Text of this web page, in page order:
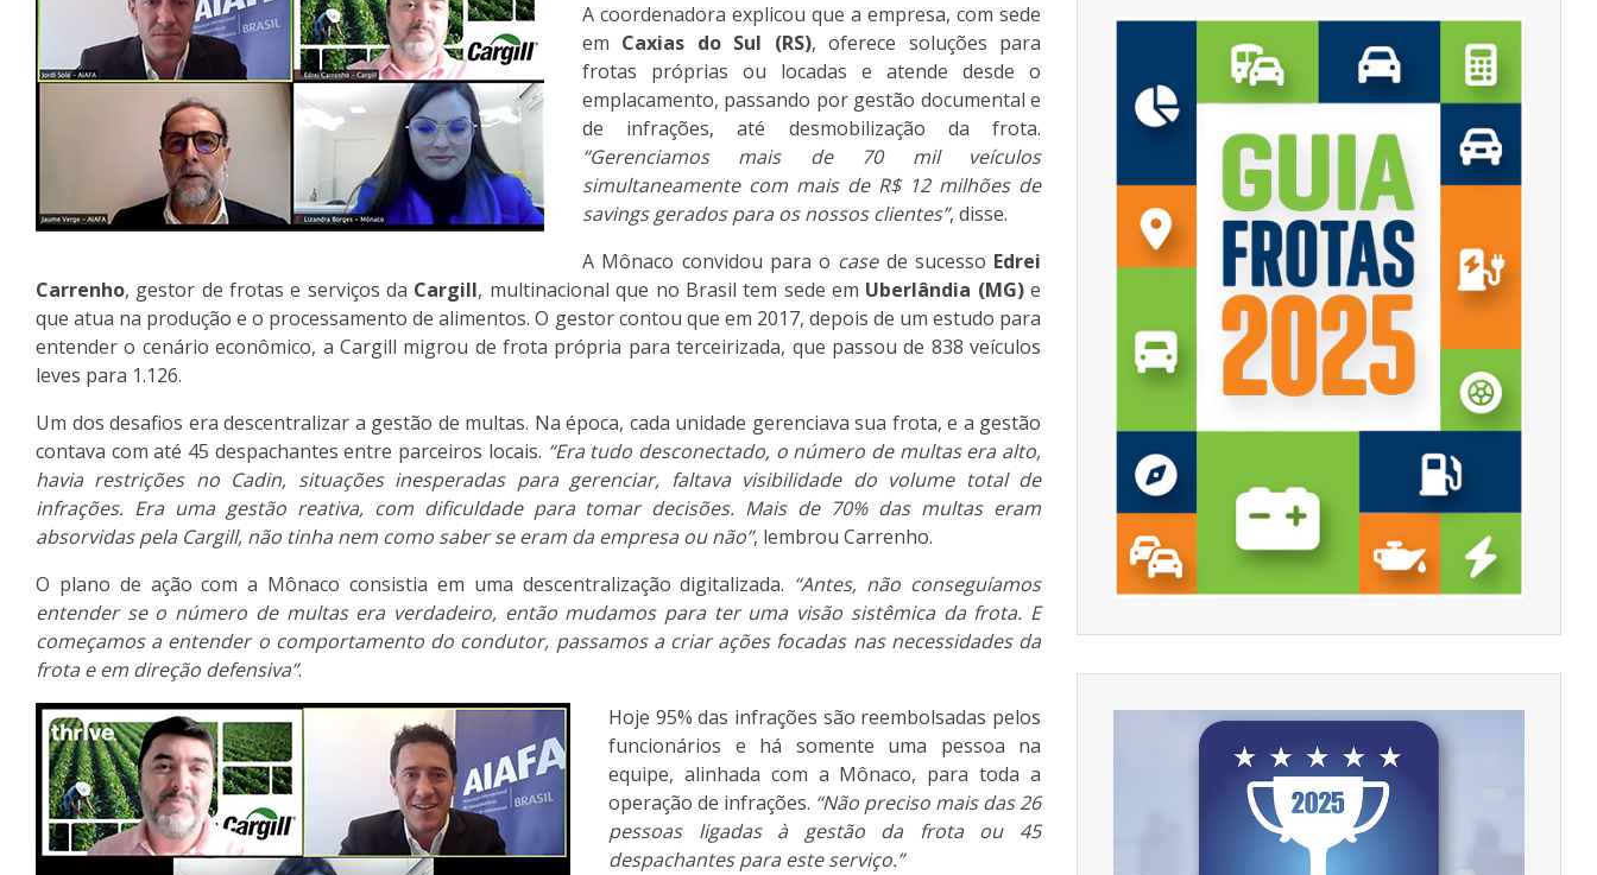
A coordenadora explicou que a empresa, com sede
em Caxias do Sul (RS), oferece soluções para
frotas próprias ou locadas e atende desde o
emplacamento, passando por gestão documental e
de infrações, até desmobilização da frota.
“Gerenciamos mais de 70 mil veículos
simultaneamente com mais de R$ 12 milhões de
savings gerados para os nossos clientes”, disse.
A Mônaco convidou para o casede sucesso Edrei
Carrenho, gestor de frotas e serviços da Cargill, multinacional que no Brasil tem sede em Uberlândia (MG)e
que atua na produção e o processamento de alimentos. O gestor contou que em 2017, depois de um estudo para
entender o cenário econômico, a Cargill migrou de frota própria para terceirizada, que passou de 838 veículos
leves para 1.126.
Um dos desafios era descentralizar a gestão de multas. Na época, cada unidade gerenciava sua frota, e a gestão
contava com até 45 despachantes entre parceiros locais. “Era tudo desconectado, o número de multas era alto,
havia restrições no Cadin, situações inesperadas para gerenciar, faltava visibilidade do volume total de
infrações. Era uma gestão reativa, com dificuldade para tomar decisões. Mais de 70% das multas eram
absorvidas pela Cargill, não tinha nem como saber se eram da empresa ou não”, lembrou Carrenho.
O plano de ação com a Mônaco consistia em uma descentralização digitalizada. “Antes, não conseguíamos
entender se o número de multas era verdadeiro, então mudamos para ter uma visão sistêmica da frota. E
começamos a entender o comportamento do condutor, passamos a criar ações focadas nas necessidades da
frota e em direção defensiva”.
Hoje 95% das infrações são reembolsadas pelos
funcionários e há somente uma pessoa na
equipe, alinhada com a Mônaco, para toda a
operação de infrações. “Não preciso mais das 26
pessoas ligadas à gestão da frota ou 45
despachantes para este serviço.”